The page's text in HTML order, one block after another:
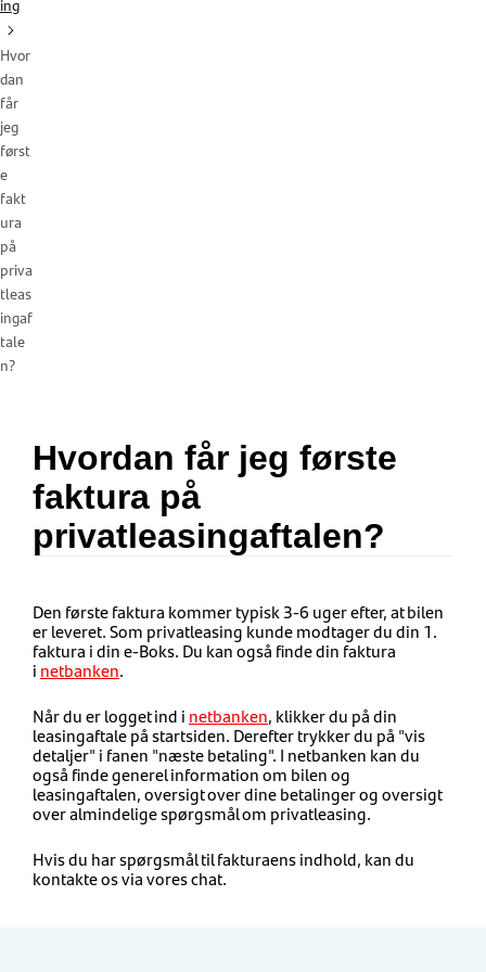
ing
Hvor
dan
får
jeg
først
e
fakt
ura
på
priva
tleas
ingaf
tale
n?
Hvordan får jeg første
faktura på
privatleasingaftalen?
Den første faktura kommer typisk 3-6 uger efter, at bilen
er leveret. Som privatleasing kunde modtager du din 1.
faktura i din e-Boks. Du kan også finde din faktura
i netbanken.
Når du er logget ind i netbanken, klikker du på din
leasingaftale påstartsiden. Derefter trykker du på "vis
detaljer" i fanen "næste betaling". I netbanken kan du
også finde generel information om bilen og
leasingaftalen, oversigt over dine betalinger og oversigt
over almindelige spørgsmål om privatleasing.
Hvis du har spørgsmål til fakturaens indhold, kan du
kontakte os via vores chat.